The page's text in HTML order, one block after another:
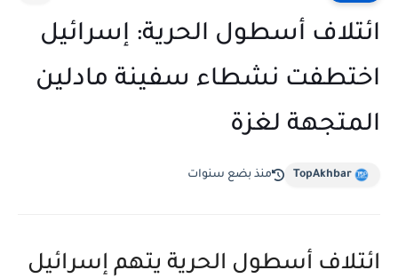
ائتلاف أسطول الحرية: إسرائيل
اختطفت نشطاء سفينة مادلين
المتجهة لغزة
TopAkhbar منذ بضع سنوات
ائتلاف أسطول الحرية يتهم إسرائيل